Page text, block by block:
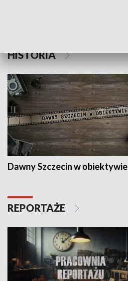
HISTORIA
Dawny Szczecin w obiektywie
REPORTAŻE